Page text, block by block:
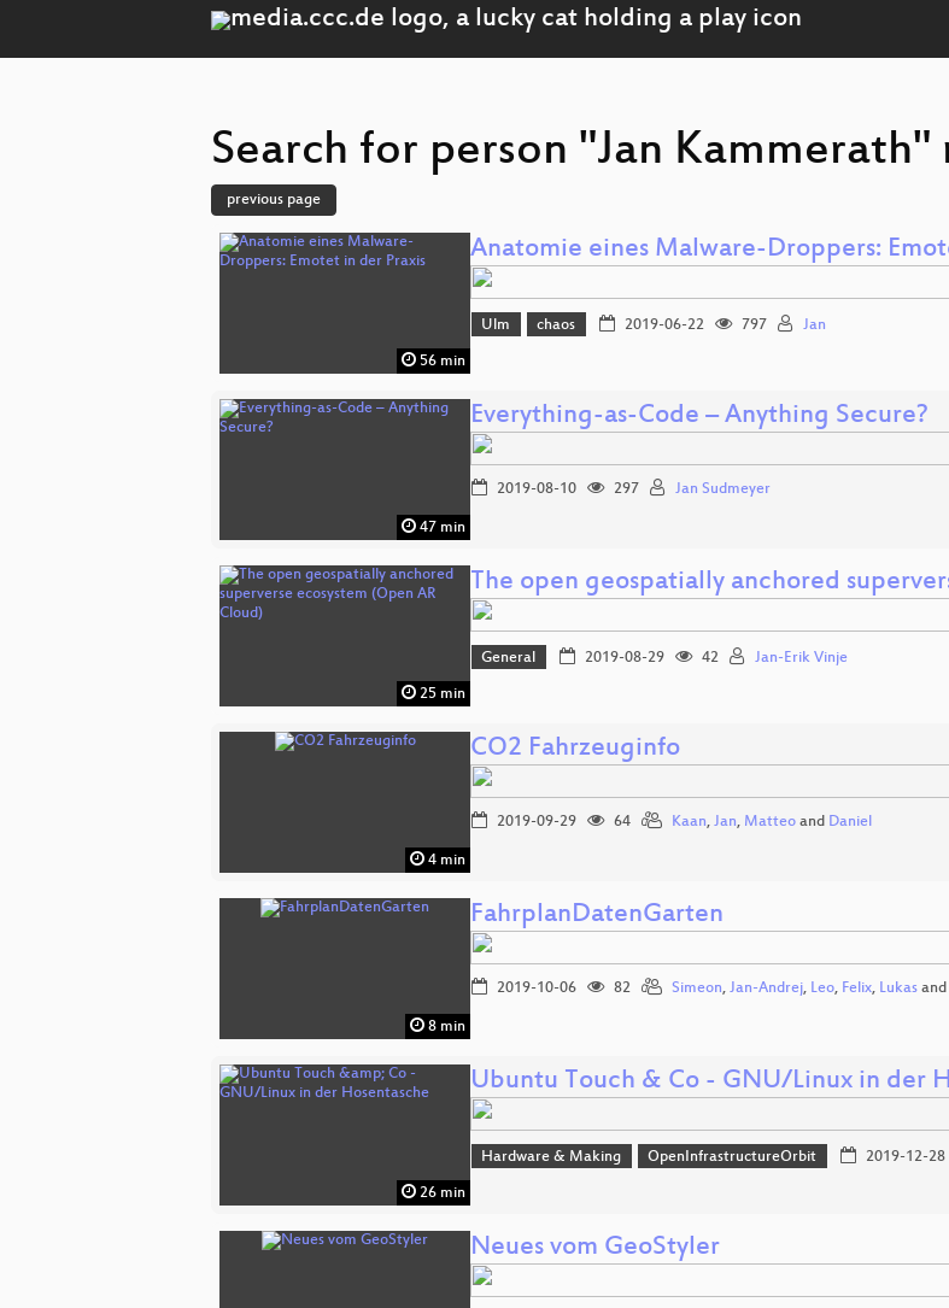
Search for person "Jan
previous page
56 min
Anatomie eines Malware-Droppers:
Ulm chaos 2019-06-22 797 Jan
47 min
Everything-as-Code – Anything Secure?
2019-08-10 297 Jan Sudmeyer
25 min
The open geospatially anchored
General 2019-08-29 42 Jan-Erik Vinje
4 min
CO2 Fahrzeuginfo
2019-09-29 64 Kaan, Jan, Matteo and Daniel
8 min
FahrplanDatenGarten
2019-10-06 82 Simeon, Jan-Andrej, Leo, Felix, Lukas and
26 min
Ubuntu Touch & Co - GNU/Linux in der
Hardware & Making OpenInfrastructureOrbit 2019-12-28
Neues vom GeoStyler